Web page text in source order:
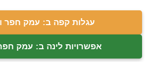
עגלות קפה ב: עמק חפר
אפשרויות לינה ב: עמק